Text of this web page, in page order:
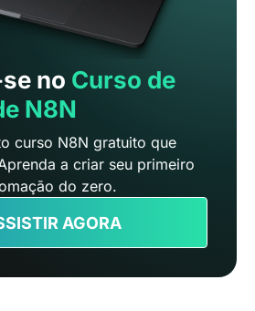
no Curso de
N8N
curso N8N gratuito que
a criar seu primeiro
do zero.
AGORA